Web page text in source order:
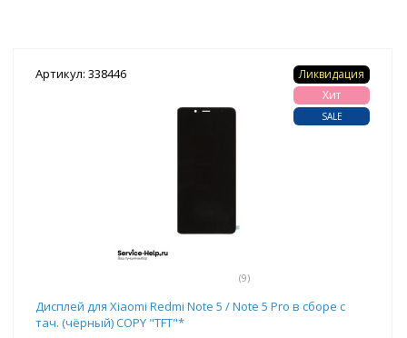
Артикул: 338446
(9)
Ликвидация
Хит
SALE
Дисплей для Xiaomi Redmi Note 5 / Note 5 Pro в сборе с
тач. (чёрный) COPY "TFT"*